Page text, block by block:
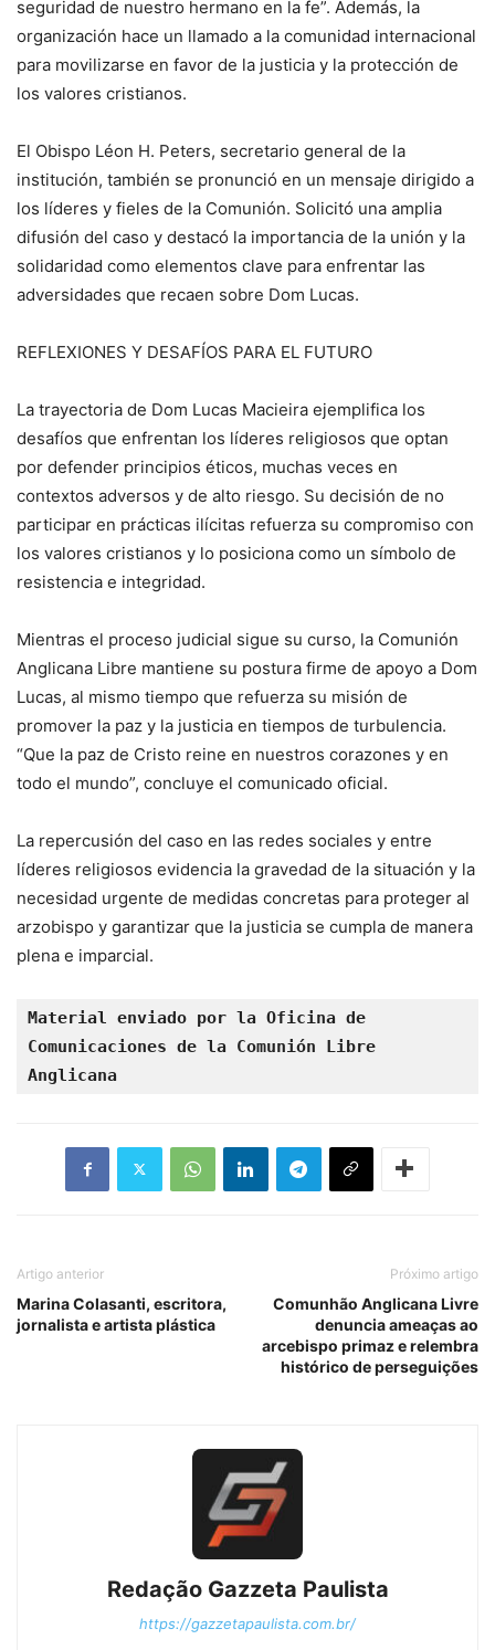
seguridad de nuestro hermano en la fe”. Además, la
organización hace un llamado a la comunidad internacional
para movilizarse en favor de la justicia y la protección de
los valores cristianos.
El Obispo Léon H. Peters, secretario general de la
institución, también se pronunció en un mensaje dirigido a
los líderes y fieles de la Comunión. Solicitó una amplia
difusión del caso y destacó la importancia de la unión y la
solidaridad como elementos clave para enfrentar las
adversidades que recaen sobre Dom Lucas.
REFLEXIONES Y DESAFÍOS PARA EL FUTURO
La trayectoria de Dom Lucas Macieira ejemplifica los
desafíos que enfrentan los líderes religiosos que optan
por defender principios éticos, muchas veces en
contextos adversos y de alto riesgo. Su decisión de no
participar en prácticas ilícitas refuerza su compromiso con
los valores cristianos y lo posiciona como un símbolo de
resistencia e integridad.
Mientras el proceso judicial sigue su curso, la Comunión
Anglicana Libre mantiene su postura firme de apoyo a Dom
Lucas, al mismo tiempo que refuerza su misión de
promover la paz y la justicia en tiempos de turbulencia.
“Que la paz de Cristo reine en nuestros corazones y en
todo el mundo”, concluye el comunicado oficial.
La repercusión del caso en las redes sociales y entre
líderes religiosos evidencia la gravedad de la situación y la
necesidad urgente de medidas concretas para proteger al
arzobispo y garantizar que la justicia se cumpla de manera
plena e imparcial.
Material enviado por la Oficina de
Comunicaciones de la Comunión Libre
Anglicana
Artigo anterior
Marina Colasanti, escritora,
jornalista e artista plástica
Próximo artigo
Comunhão Anglicana Livre
denuncia ameaças ao
arcebispo primaz e relembra
histórico de perseguições
Redação Gazzeta Paulista
https://gazzetapaulista.com.br/